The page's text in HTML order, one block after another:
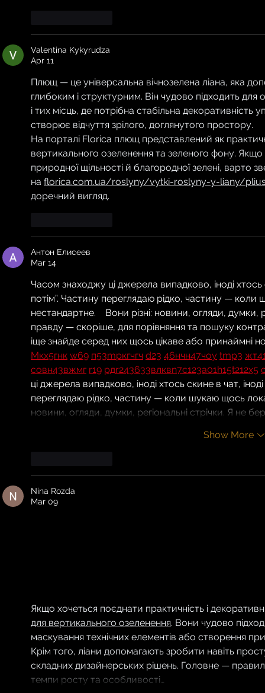
Valentina Kykyrudza
Apr 11
Плющ — це універсальна вічнозелена ліана, яка
глибоким і структурним. Він чудово підходить для
і тих місць, де потрібна стабільна
створює відчуття зрілого, доглянутого простору.
На порталі Florica плющ представлений як
вертикального озеленення та зеленого фону. Якщо
природної щільності й благородної зелені, варто
на florica.com.ua/roslyny/vytki-roslyny-y-liany/
доречний вигляд.
Антон Елисеев
Mar 14
Часом знаходжу ці джерела випадково, іноді хтось
потім”. Частину переглядаю рідко, частину —
нестандартне.    Вони різні: новини, огляди, думки,
правду — скоріше, для порівняння та пошуку
іще знайде серед них щось цікаве або принаймні
Мкх5гнк w69 п53mpкгчгч d23 46нчн47чоу tmp3 жт
совн43вжмг r19 рдr243633влквn7c123a01h15t212x5
ці джерела випадково, іноді хтось скине в чат,
переглядаю рідко, частину — коли шукаю щось
новини, огляди, думки, регіональні стрічки. Я не
Show More
Nina Rozda
Mar 09
Якщо хочеться поєднати практичність і
для вертикального озеленення. Вони чудово
маскування технічних елементів або створення
Крім того, ліани допомагають зробити навіть
складних дизайнерських рішень. Головне —
темпи росту та особливості…